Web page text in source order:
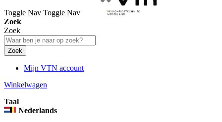
Toggle Nav Toggle Nav
Zoek
Zoek
Zoek
Mijn VTN account
Winkelwagen
Taal
Nederlands